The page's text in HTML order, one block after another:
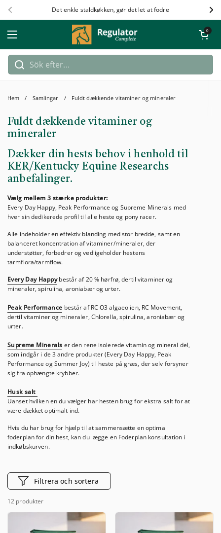
Föregående
Det enkle staldkøkken, gør det let at fodre
Öppna meny
Öppna
0
Hem / Samlingar / Fuldt dækkende vitaminer og mineraler
Fuldt dækkende vitaminer og
mineraler
Dækker din hests behov i henhold til
KER/Kentucky Equine Researchs
anbefalinger.
Vælg mellem 3 stærke produkter:
Every Day Happy, Peak Performance og Supreme Minerals med
hver sin dedikerede profil til alle heste og pony racer.
Alle indeholder en effektiv blanding med stor bredde, samt en
balanceret koncentration af vitaminer/mineraler, der
understøtter, forbedrer og vedligeholder hestens
tarmflora/tarmflow.
Every Day Happy består af 20 % hørfrø, dertil vitaminer og
mineraler, spirulina, aroniabær og urter.
Peak Performance består af RC O3 algaeolien, RC Movement,
dertil vitaminer og mineraler, Chlorella, spirulina, aroniabær og
urter.
Supreme Minerals er den rene isolerede vitamin og mineral del,
som indgår i de 3 andre produkter (Every Day Happy, Peak
Performance og Summer Joy) til heste på græs, der selv forsyner
sig fra ophængte krybber.
Husk salt
Uanset hvilken en du vælger har hesten brug for ekstra salt for at
være dækket optimalt ind.
Hvis du har brug for hjælp til at sammensætte en optimal
foderplan for din hest, kan du lægge en Foderplan konsultation i
indkøbskurven.
12 produkter
Filtrera och sortera